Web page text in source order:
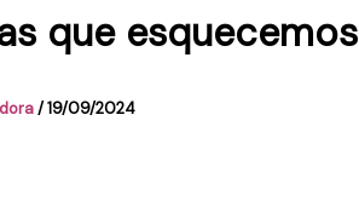
que
/19/09/2024